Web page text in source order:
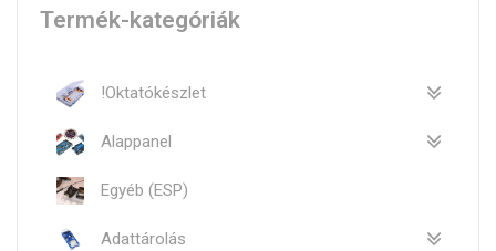
Termék-kategóriák
!Oktatókészlet
Alappanel
Egyéb (ESP)
Adattárolás